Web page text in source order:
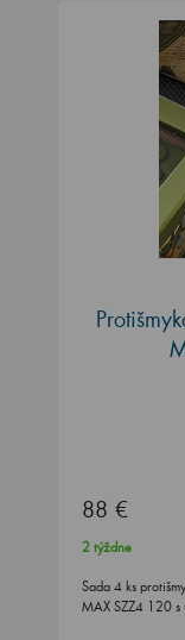
88 €
2 týždne
Sada 4 ks
MAX SZZ4 120 s